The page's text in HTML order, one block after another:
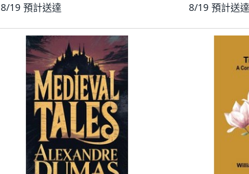
8/19 預計送達 8/19 預計送達